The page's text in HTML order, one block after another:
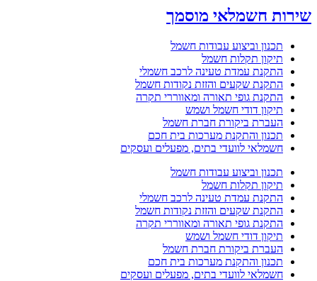
שירות חשמלאי מוסמך
תכנון וביצוע עבודות חשמל
תיקון תקלות חשמל
התקנת עמדת טעינה לרכב חשמלי
התקנת שקעים והזזת נקודות חשמל
התקנת גופי תאורה ומאווררי תקרה
תיקון דודי חשמל ושמש
העברת ביקורת חברת חשמל
תכנון והתקנת מערכות בית חכם
חשמלאי לוועדי בתים, מפעלים ועסקים
תכנון וביצוע עבודות חשמל
תיקון תקלות חשמל
התקנת עמדת טעינה לרכב חשמלי
התקנת שקעים והזזת נקודות חשמל
התקנת גופי תאורה ומאווררי תקרה
תיקון דודי חשמל ושמש
העברת ביקורת חברת חשמל
תכנון והתקנת מערכות בית חכם
חשמלאי לוועדי בתים, מפעלים ועסקים